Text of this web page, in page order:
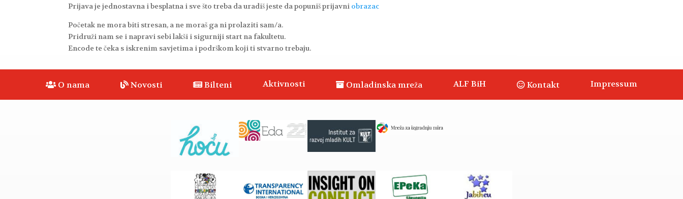
Prijava je jednostavna i besplatna i sve što treba da uradiš jeste da popuniš prijavni obrazac
Početak ne mora biti stresan, a ne moraš ga ni prolaziti sam/a.
Pridruži nam se i napravi sebi lakši i sigurniji start na fakultetu.
Encode te čeka s iskrenim savjetima i podrškom koji ti stvarno trebaju.
O nama Novosti Bilteni Aktivnosti Omladinska mreža ALF BiH Kontakt Impressum